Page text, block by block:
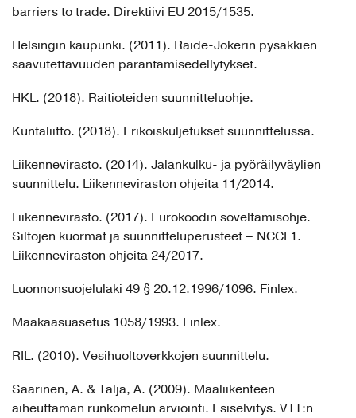
barriers to trade. Direktiivi EU 2015/1535.
Helsingin kaupunki. (2011). Raide-Jokerin pysäkkien
saavutettavuuden parantamisedellytykset.
HKL. (2018). Raitioteiden suunnitteluohje.
Kuntaliitto. (2018). Erikoiskuljetukset suunnittelussa.
Liikennevirasto. (2014). Jalankulku- ja pyöräilyväylien
suunnittelu. Liikenneviraston ohjeita 11/2014.
Liikennevirasto. (2017). Eurokoodin soveltamisohje.
Siltojen kuormat ja suunnitteluperusteet – NCCI 1.
Liikenneviraston ohjeita 24/2017.
Luonnonsuojelulaki 49 § 20.12.1996/1096. Finlex.
Maakaasuasetus 1058/1993. Finlex.
RIL. (2010). Vesihuoltoverkkojen suunnittelu.
Saarinen, A. & Talja, A. (2009). Maaliikenteen
aiheuttaman runkomelun arviointi. Esiselvitys. VTT:n